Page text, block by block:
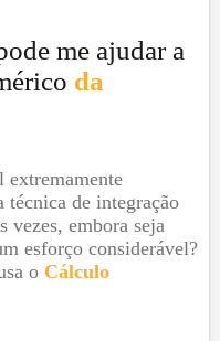
me ajudar a
da
extremamente
técnica de integração
vezes, embora seja
esforço considerável?
o Cálculo